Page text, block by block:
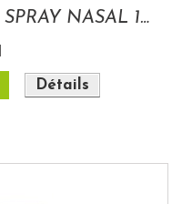
OTRIVINE DUO 0.5/0.6 SPRAY NASAL 10ML
Détails